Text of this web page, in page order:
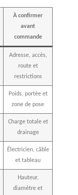
À confirmer
avant
commande
Adresse, accès,
route et
restrictions
Poids, portée et
zone de pose
Charge totale et
drainage
Électricien, câble
et tableau
Hauteur,
diamètre et